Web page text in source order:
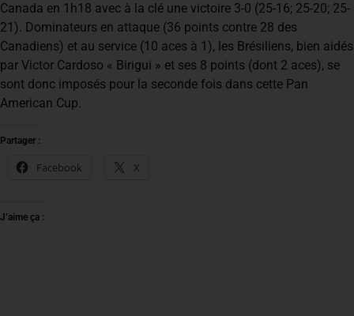
Canada en 1h18 avec à la clé une victoire 3-0 (25-16; 25-20; 25-
21). Dominateurs en attaque (36 points contre 28 des
Canadiens) et au service (10 aces à 1), les Brésiliens, bien aidés
par Victor Cardoso « Birigui » et ses 8 points (dont 2 aces), se
sont donc imposés pour la seconde fois dans cette Pan
American Cup.
Partager :
Facebook X
J’aime ça :